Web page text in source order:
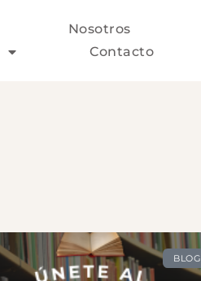
Nosotros
Contacto
BLOG